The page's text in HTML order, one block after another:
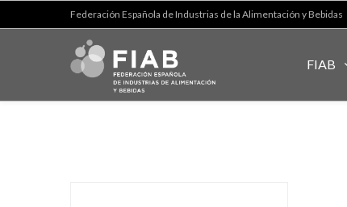
Federación Española de Industrias de la Alimentación y Bebidas
FIAB